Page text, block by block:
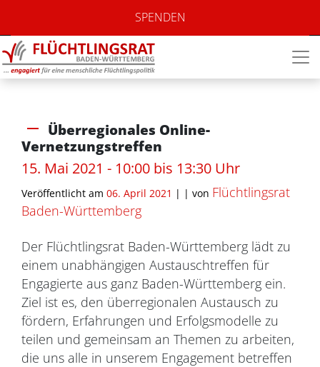
SPENDEN
Überregionales Online-
Vernetzungstreffen
15. Mai 2021 - 10:00 bis 13:30 Uhr
Veröffentlicht am 06. April 2021 | | von Flüchtlingsrat
Baden-Württemberg
Der Flüchtlingsrat Baden-Württemberg lädt zu
einem unabhängigen Austauschtreffen für
Engagierte aus ganz Baden-Württemberg ein.
Ziel ist es, den überregionalen Austausch zu
fördern, Erfahrungen und Erfolgsmodelle zu
teilen und gemeinsam an Themen zu arbeiten,
die uns alle in unserem Engagement betreffen